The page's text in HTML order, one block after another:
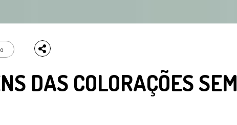
DAS COLORAÇÕES SEM